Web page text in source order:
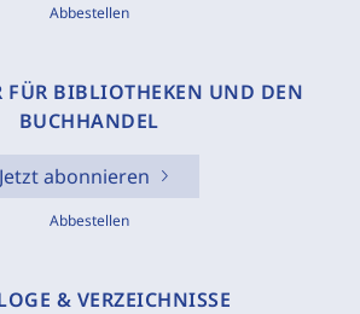
Abbestellen
FÜR BIBLIOTHEKEN UND DEN
BUCHHANDEL
Jetzt abonnieren
Abbestellen
& VERZEICHNISSE